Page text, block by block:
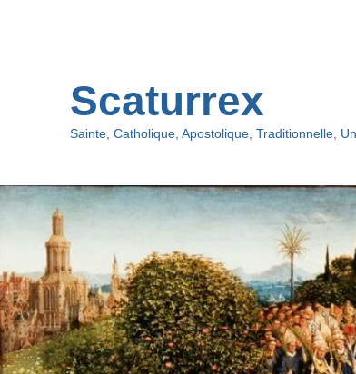
Scaturrex
Sainte, Catholique, Apostolique, Traditionnelle,